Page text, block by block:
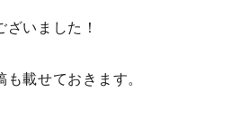
いました！
載せておきます。